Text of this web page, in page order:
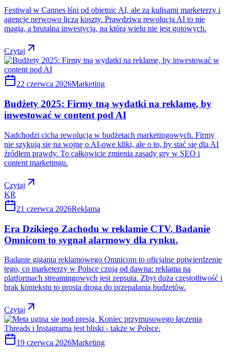
Festiwal w Cannes lśni od obietnic AI, ale za kulisami marketerzy i
agencje nerwowo liczą koszty. Prawdziwa rewolucja AI to nie
magia, a brutalna inwestycja, na którą wielu nie jest gotowych.
Czytaj
22 czerwca 2026Marketing
Budżety 2025: Firmy tną wydatki na reklamę, by
inwestować w content pod AI
Nadchodzi cicha rewolucja w budżetach marketingowych. Firmy
nie szykują się na wojnę o AI-owe kliki, ale o to, by stać się dla AI
źródłem prawdy. To całkowicie zmienia zasady gry w SEO i
content marketingu.
Czytaj
KR
21 czerwca 2026Reklama
Era Dzikiego Zachodu w reklamie CTV. Badanie
Omnicom to sygnał alarmowy dla rynku.
Badanie giganta reklamowego Omnicom to oficjalne potwierdzenie
tego, co marketerzy w Polsce czują od dawna: reklama na
platformach streamingowych jest zepsuta. Zbyt duża częstotliwość i
brak kontekstu to prosta droga do przepalania budżetów.
Czytaj
19 czerwca 2026Marketing